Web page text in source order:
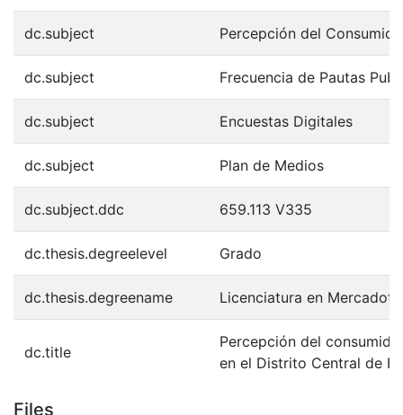
dc.subject Percepción del
dc.subject Frecuencia de Pautas
dc.subject Encuestas Digitales
dc.subject Plan de Medios
dc.subject.ddc 659.113 V335
dc.thesis.degreelevel Grado
dc.thesis.degreename Licenciatura en
dc.title
Percepción del
en el Distrito Central de
Files